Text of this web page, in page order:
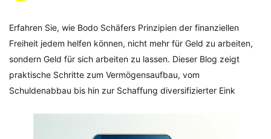
Erfahren Sie, wie Bodo Schäfers Prinzipien der finanziellen
Freiheit jedem helfen können, nicht mehr für Geld zu arbeiten,
sondern Geld für sich arbeiten zu lassen. Dieser Blog zeigt
praktische Schritte zum Vermögensaufbau, vom
Schuldenabbau bis hin zur Schaffung diversifizierter Eink